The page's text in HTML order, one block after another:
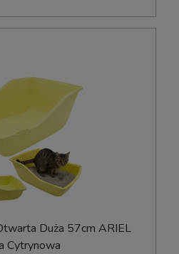
Duża 57cm ARIEL
Cytrynowa